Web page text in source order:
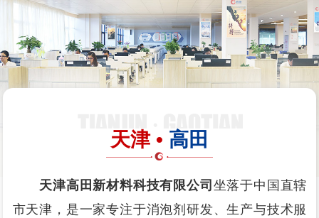
天津 • 高田
天津高田新材料科技有限公司 坐落于中国直辖
市天津，是一家专注于消泡剂研发、生产与技术服